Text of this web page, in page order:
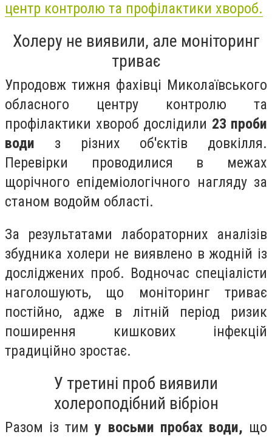
центр контролю та профілактики хвороб.
Холеру не виявили, але моніторинг
триває
Упродовж тижня фахівці Миколаївського
обласного центру контролю та
профілактики хвороб дослідили 23 проби
води з різних об'єктів довкілля.
Перевірки проводилися в межах
щорічного епідеміологічного нагляду за
станом водойм області.
За результатами лабораторних аналізів
збудника холери не виявлено в жодній із
досліджених проб. Водночас спеціалісти
наголошують, що моніторинг триває
постійно, адже в літній період ризик
поширення кишкових інфекцій
традиційно зростає.
У третині проб виявили
холероподібний вібріон
Разом із тиму восьми пробах води, що